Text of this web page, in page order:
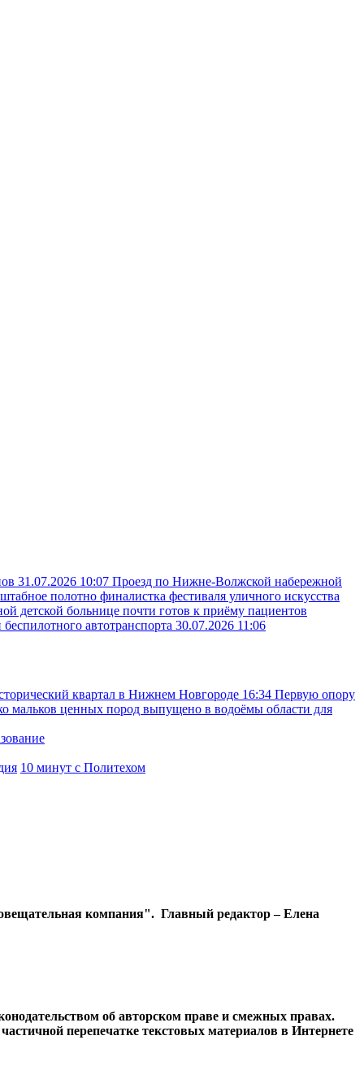
31.07.2026 10:07 Проезд по Нижне-Волжской набережной
полотно финалистка фестиваля уличного искусства
детской больнице почти готов к приёму пациентов
автотранспорта 30.07.2026 11:06
квартал в Нижнем Новгороде 16:34 Первую опору
мальков ценных пород выпущено в водоёмы области для
10 минут с Политехом
компания". Главный редактор – Елена
об авторском праве и смежных правах.
перепечатке текстовых материалов в Интернете